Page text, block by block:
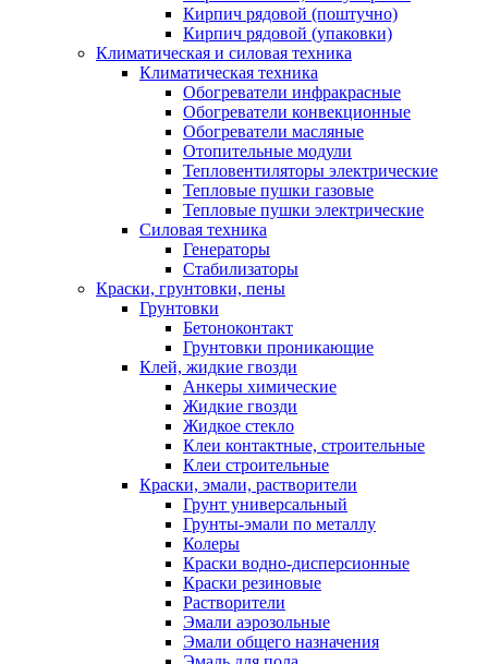
Кирпич рядовой (поштучно)
Кирпич рядовой (упаковки)
Климатическая и силовая техника
Климатическая техника
Обогреватели инфракрасные
Обогреватели конвекционные
Обогреватели масляные
Отопительные модули
Тепловентиляторы электрические
Тепловые пушки газовые
Тепловые пушки электрические
Силовая техника
Генераторы
Стабилизаторы
Краски, грунтовки, пены
Грунтовки
Бетоноконтакт
Грунтовки проникающие
Клей, жидкие гвозди
Анкеры химические
Жидкие гвозди
Жидкое стекло
Клеи контактные, строительные
Клеи строительные
Краски, эмали, растворители
Грунт универсальный
Грунты-эмали по металлу
Колеры
Краски водно-дисперсионные
Краски резиновые
Растворители
Эмали аэрозольные
Эмали общего назначения